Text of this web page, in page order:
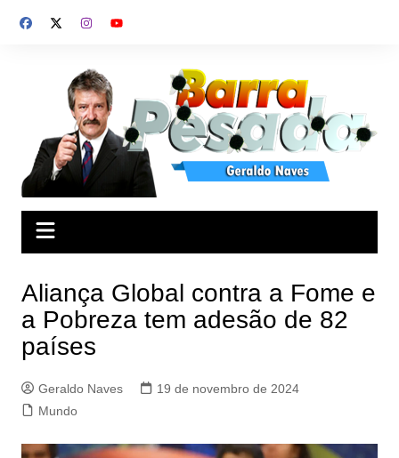
para
Aliança Global contra a Fome e
a Pobreza tem adesão de 82
países
Geraldo Naves
19 de novembro de 2024
Mundo